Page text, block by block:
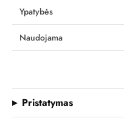
Ypatybės
Naudojama
Pristatymas